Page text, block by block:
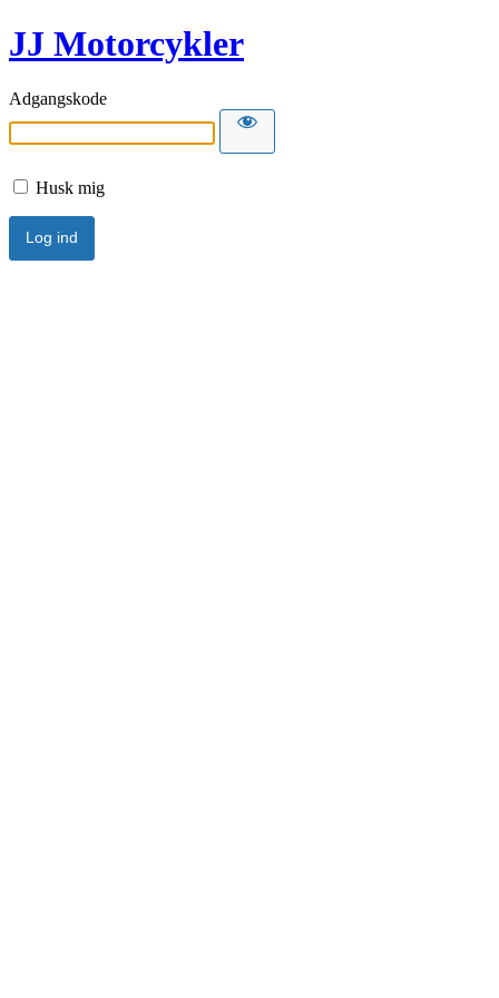
JJ Motorcykler
Adgangskode
Husk mig